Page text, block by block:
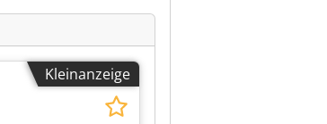
Kleinanzeige